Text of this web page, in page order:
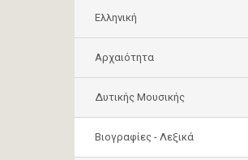
Ελληνική
Αρχαιότητα
Δυτικής Μουσικής
Βιογραφίες - Λεξικά